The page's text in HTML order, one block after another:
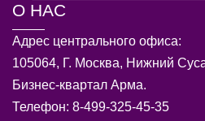
О НАС
Адрес центрального офиса:
105064, Г. Москва, Нижний
Бизнес-квартал Арма.
Телефон: 8-499-325-45-35